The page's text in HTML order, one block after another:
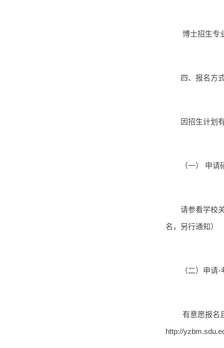
博士招生专
四、报名方
因招生计划
（一） 申
请参看学校
名，另行通知）
（二）申请
有意愿报名
http://